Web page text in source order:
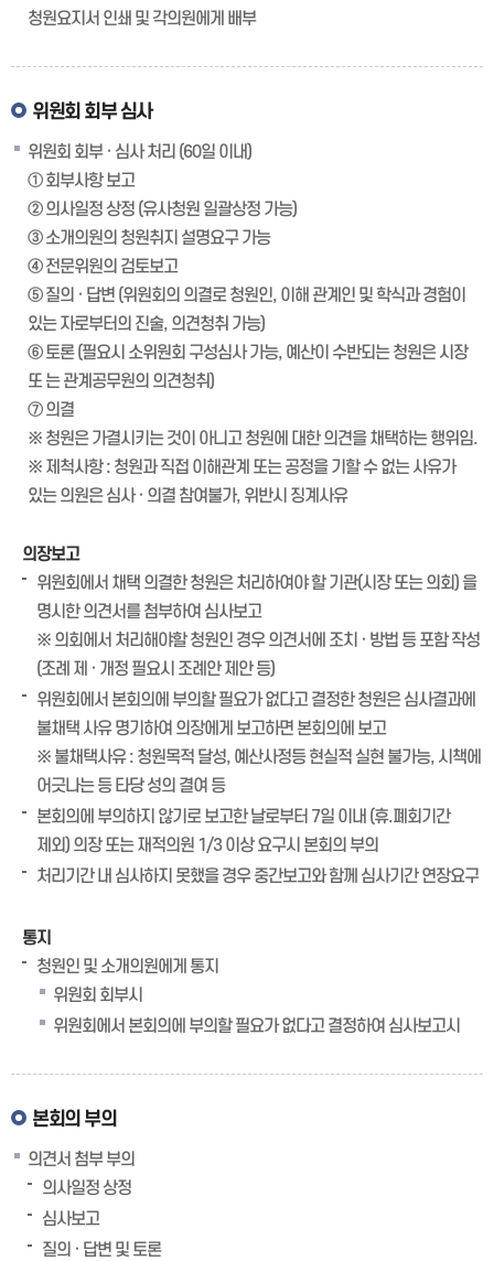
청원요지서 인쇄 및 각의원에게 배부
위원회 회부 심사
위원회 회부 · 심사 처리 (60일 이내)
① 회부사항 보고
② 의사일정 상정 (유사청원 일괄상정 가능)
③ 소개의원의 청원취지 설명요구 가능
④ 전문위원의 검토보고
⑤ 질의 · 답변 (위원회의 의결로 청원인, 이해 관계인 및 학식과 경험이
있는 자로부터의 진술, 의견청취 가능)
⑥ 토론 (필요시 소위원회 구성심사 가능, 예산이 수반되는 청원은 시장
또 는 관계공무원의 의견청취)
⑦ 의결
※ 청원은 가결시키는 것이 아니고 청원에 대한 의견을 채택하는 행위임.
※ 제척사항 : 청원과 직접 이해관계 또는 공정을 기할 수 없는 사유가
있는 의원은 심사 · 의결 참여불가, 위반시 징계사유
의장보고
위원회에서 채택 의결한 청원은 처리하여야 할 기관(시장 또는 의회) 을
명시한 의견서를 첨부하여 심사보고
※ 의회에서 처리해야할 청원인 경우 의견서에 조치 · 방법 등 포함 작성
(조례 제 · 개정 필요시 조례안 제안 등)
위원회에서 본회의에 부의할 필요가 없다고 결정한 청원은 심사결과에
불채택 사유 명기하여 의장에게 보고하면 본회의에 보고
※ 불채택사유 : 청원목적 달성, 예산사정등 현실적 실현 불가능, 시책에
어긋나는 등 타당 성의 결여 등
본회의에 부의하지 않기로 보고한 날로부터 7일 이내 (휴.폐회기간
제외) 의장 또는 재적의원 1/3 이상 요구시 본회의 부의
처리기간 내 심사하지 못했을 경우 중간보고와 함께 심사기간 연장요구
통지
청원인 및 소개의원에게 통지
위원회 회부시
위원회에서 본회의에 부의할 필요가 없다고 결정하여 심사보고시
본회의 부의
의견서 첨부 부의
의사일정 상정
심사보고
질의 · 답변 및 토론